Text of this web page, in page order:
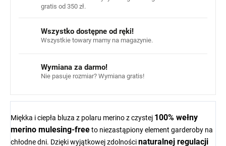
gratis od 350 zł.
Wszystko dostępne od ręki!
Wszystkie towary mamy na magazynie.
Wymiana za darmo!
Nie pasuje rozmiar? Wymiana gratis!
Miękka i ciepła bluza z polaru merino z czystej 100% wełny
merino mulesing-freeto niezastąpiony element garderoby na
chłodne dni. Dzięki wyjątkowej zdolnościnaturalnej regulacji